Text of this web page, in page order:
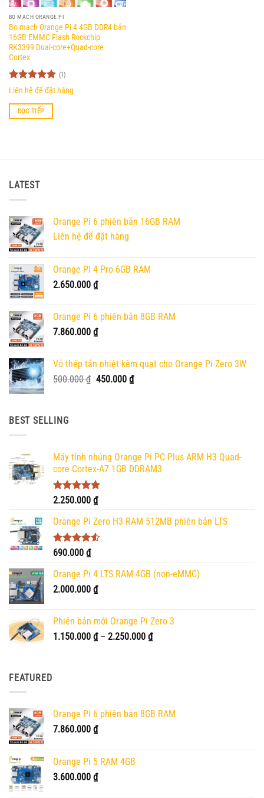
BO MẠCH ORANGE PI
Bo mạch Orange Pi 4 4GB DDR4 bản
16GB EMMC Flash Rockchip
RK3399 Dual-core+Quad-core
Cortex
Được xếp
hạng
sao
(1)
Liên hệ để đặt hàng
ĐỌC TIẾP
LATEST
Orange Pi 6 phiên bản 16GB RAM
Liên hệ để đặt hàng
Orange Pi 4 Pro 6GB RAM
2.650.000 ₫
Orange Pi 6 phiên bản 8GB RAM
7.860.000 ₫
Vỏ thép tản nhiệt kèm quạt cho Orange Pi Zero 3W
500.000₫ Giá
450.000 ₫Giá
BEST SELLING
Máy tính nhúng Orange Pi PC Plus ARM H3 Quad-
core Cortex-A7 1GB DDRAM3
Được xếp
5 sao
2.250.000 ₫
Orange Pi Zero H3 RAM 512MB phiên bản LTS
Được xếp
4.50
5 sao
690.000 ₫
Orange Pi 4 LTS RAM 4GB (non-eMMC)
2.000.000 ₫
Phiên bản mới Orange Pi Zero 3
1.150.000 ₫ – 2.250.000 ₫Khoảng
FEATURED
Orange Pi 6 phiên bản 8GB RAM
7.860.000 ₫
Orange Pi 5 RAM 4GB
3.600.000 ₫